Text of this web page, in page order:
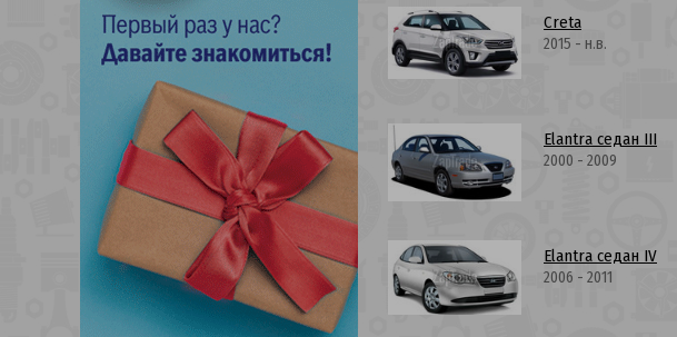
Creta
2015 - н.в.
Elantra седан III
2000 - 2009
Elantra седан IV
2006 - 2011